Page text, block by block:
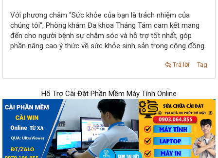
Với phương châm "Sức khỏe của bạn là trách nhiệm của
chúng tôi", Phòng khám Đa khoa Tháng Tám cam kết mang
đến cho người bệnh sự chăm sóc và hỗ trợ tốt nhất, góp
phần nâng cao ý thức về sức khỏe sinh sản trong cộng đồng.
Trả lời Tag
Hổ Trợ Cài Đặt Phần Mềm Máy Tính Online